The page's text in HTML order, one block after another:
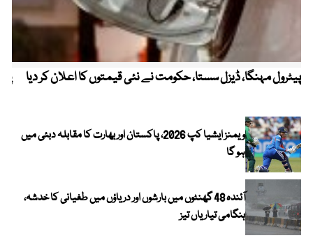
پیٹرول مہنگا، ڈیزل سستا، حکومت نے نئی قیمتوں کا اعلان کر دیا
ویمنز ایشیا کپ 2026، پاکستان اور بھارت کا مقابلہ دبئی میں
ہو گا
آئندہ 48 گھنٹوں میں بارشوں اور دریاؤں میں طغیانی کا خدشہ،
ہنگامی تیاریاں تیز